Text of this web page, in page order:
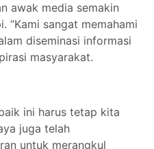
awak media semakin
“Kami sangat memahami
diseminasi informasi
masyarakat.
ini harus tetap kita
juga telah
untuk merangkul